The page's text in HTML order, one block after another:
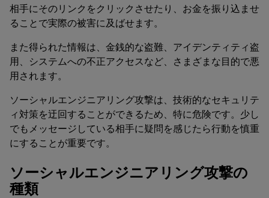
相手にそのリンクをクリックさせたり、お金を振り込ませ
ることで実際の被害に及ばせます。
また得られた情報は、金銭的な盗難、アイデンティティ盗
用、システムへの不正アクセスなど、さまざまな目的で悪
用されます。
ソーシャルエンジニアリング攻撃は、技術的なセキュリテ
ィ対策を迂回することができるため、特に危険です。少し
でもメッセージしている相手に疑問を感じたら行動を慎重
にすることが重要です。
ソーシャルエンジニアリング攻撃の
種類